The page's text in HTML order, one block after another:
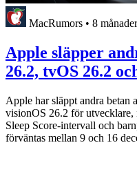
MacRumors • 8
Apple släpper
26.2, tvOS 26.2
Apple har släppt andra betan
visionOS 26.2 för utvecklare,
Sleep Score-intervall och
förväntas mellan 9 och 16